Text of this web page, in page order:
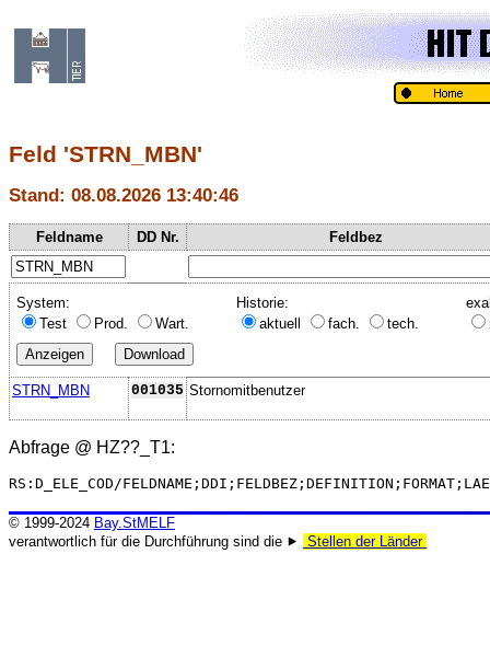
Feld 'STRN_MBN'
Stand: 08.08.2026 13:40:46
Feldname DD Nr. Feldbez
System:
Test
Prod. Wart.
Historie:
aktuell
fach. tech.
STRN_MBN 001035 Stornomitbenutzer
Abfrage @ HZ??_T1:
RS:D_ELE_COD/
© 1999-2024 Bay.StMELF
verantwortlich für die Durchführung sind die ⯈
Stellen der Länder